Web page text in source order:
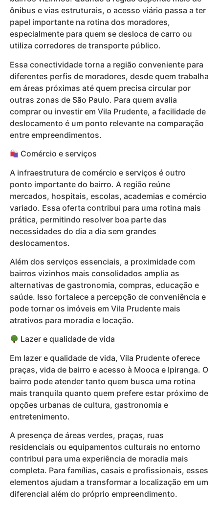
ônibus e vias estruturais, o acesso viário passa a ter
papel importante na rotina dos moradores,
especialmente para quem se desloca de carro ou
utiliza corredores de transporte público.
Essa conectividade torna a região conveniente para
diferentes perfis de moradores, desde quem trabalha
em áreas próximas até quem precisa circular por
outras zonas de São Paulo. Para quem avalia
comprar ou investir em Vila Prudente, a facilidade de
deslocamento é um ponto relevante na comparação
entre empreendimentos.
Comércio e serviços
A infraestrutura de comércio e serviços é outro
ponto importante do bairro. A região reúne
mercados, hospitais, escolas, academias e comércio
variado. Essa oferta contribui para uma rotina mais
prática, permitindo resolver boa parte das
necessidades do dia a dia sem grandes
deslocamentos.
Além dos serviços essenciais, a proximidade com
bairros vizinhos mais consolidados amplia as
alternativas de gastronomia, compras, educação e
saúde. Isso fortalece a percepção de conveniência e
pode tornar os imóveis em Vila Prudente mais
atrativos para moradia e locação.
Lazer e qualidade de vida
Em lazer e qualidade de vida, Vila Prudente oferece
praças, vida de bairro e acesso à Mooca e Ipiranga. O
bairro pode atender tanto quem busca uma rotina
mais tranquila quanto quem prefere estar próximo de
opções urbanas de cultura, gastronomia e
entretenimento.
A presença de áreas verdes, praças, ruas
residenciais ou equipamentos culturais no entorno
contribui para uma experiência de moradia mais
completa. Para famílias, casais e profissionais, esses
elementos ajudam a transformar a localização em um
diferencial além do próprio empreendimento.